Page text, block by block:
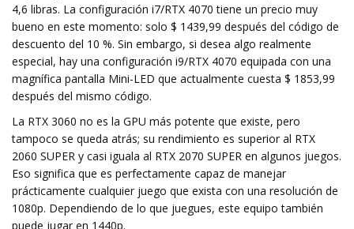
4,6 libras. La configuración i7/RTX 4070 tiene un precio muy
bueno en este momento: solo $ 1439,99 después del código de
descuento del 10 %. Sin embargo, si desea algo realmente
especial, hay una configuración i9/RTX 4070 equipada con una
magnífica pantalla Mini-LED que actualmente cuesta $ 1853,99
después del mismo código.
La RTX 3060 no es la GPU más potente que existe, pero
tampoco se queda atrás; su rendimiento es superior al RTX
2060 SUPER y casi iguala al RTX 2070 SUPER en algunos juegos.
Eso significa que es perfectamente capaz de manejar
prácticamente cualquier juego que exista con una resolución de
1080p. Dependiendo de lo que juegues, este equipo también
puede jugar en 1440p.